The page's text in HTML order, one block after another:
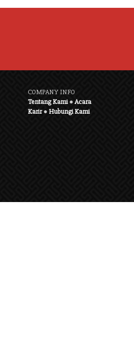
COMPANY INFO
Tentang Kami●Acara
Karir●Hubungi Kami